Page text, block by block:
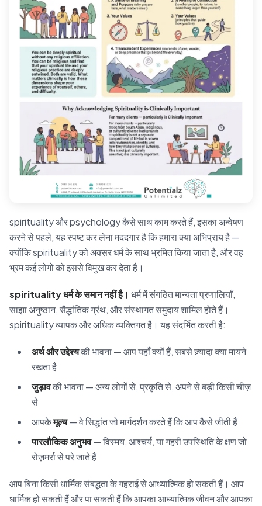
spirituality और psychology कैसे साथ काम करते हैं, इसका अन्वेषण
करने से पहले, यह स्पष्ट कर लेना मददगार है कि हमारा क्या अभिप्राय है —
क्योंकि spirituality को अक्सर धर्म के साथ भ्रमित किया जाता है, और वह
भ्रम कई लोगों को इससे विमुख कर देता है।
spirituality धर्म के समान नहीं है। धर्म में संगठित मान्यता प्रणालियाँ,
साझा अनुष्ठान, सैद्धांतिक ग्रंथ, और संस्थागत समुदाय शामिल होते हैं।
spirituality व्यापक और अधिक व्यक्तिगत है। यह संदर्भित करती है:
अर्थ और उद्देश्यकी भावना — आप यहाँ क्यों हैं, सबसे ज़्यादा क्या मायने
रखता है
जुड़ावकी भावना — अन्य लोगों से, प्रकृति से, अपने से बड़ी किसी चीज़
से
आपकेमूल्य— वे सिद्धांत जो मार्गदर्शन करते हैं कि आप कैसे जीती हैं
पारलौकिक अनुभव— विस्मय, आश्चर्य, या गहरी उपस्थिति के क्षण जो
रोज़मर्रा से परे जाते हैं
आप बिना किसी धार्मिक संबद्धता के गहराई से आध्यात्मिक हो सकती हैं। आप
धार्मिक हो सकती हैं और पा सकती हैं कि आपका आध्यात्मिक जीवन और आपका